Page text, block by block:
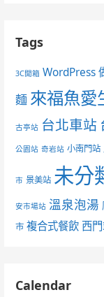
Tags
3C開箱 WordPress
麵 來福魚愛
古亭站 台北車站
公園站 奇岩站 小南門站
市 景美站 未分
安市場站 溫泉泡湯
市 複合式餐飲 西
Calendar